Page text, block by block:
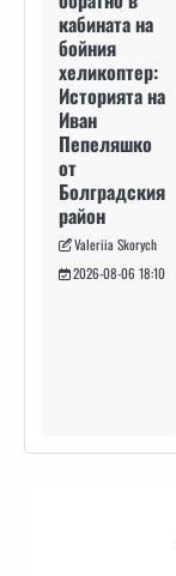
кабината на
бойния
хеликоптер:
Историята на
Иван
Пепеляшко
от
Болградския
район
Valeriia Skorych
2026-08-06 18:10